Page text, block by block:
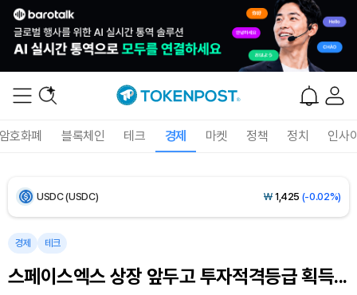
호화폐 블록체인 테크 경제 마켓 정책 정치 인사
Bitcoin (BTC) ₩91,433,354(-1.15%)
USDC (USDC) ₩ 1,425 (-0.02%)
XRP (XRP)
Solana (SOL) ₩103,509(-2.09%)
경제 테크
스페이스엑스 상장 앞두고 투자적격등급 획득...